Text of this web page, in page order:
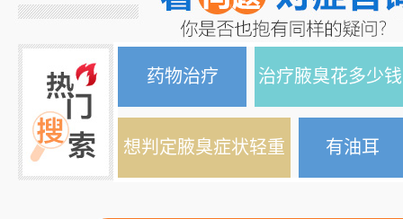
药物治疗 治疗腋臭花多少钱
想判定腋臭症状轻重 有油耳